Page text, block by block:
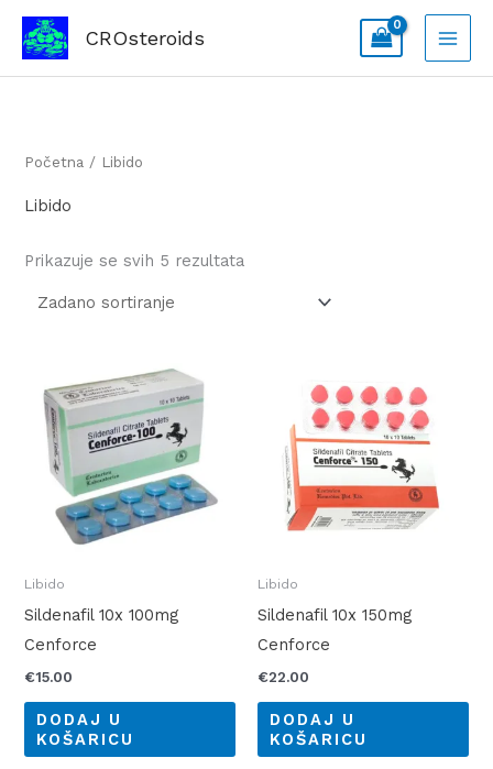
Skip
content
CROsteroids
Početna / Libido
Libido
Prikazuje se svih 5 rezultata
Libido
Sildenafil 10x 100mg
Cenforce
€15.00
DODAJ U
KOŠARICU
Libido
Sildenafil 10x 150mg
Cenforce
€22.00
DODAJ U
KOŠARICU